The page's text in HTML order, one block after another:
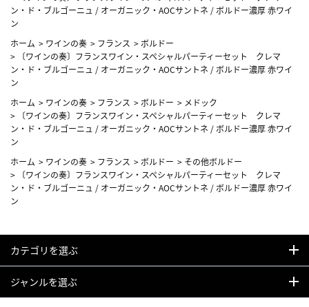
ン・ド・ブルゴーニュ / オーガニック・AOCサントネ / ボルドー濃厚 赤ワイ
ン
ホーム > ワインの奏 > フランス > ボルドー
>
〔ワインの奏〕フランスワイン・スペシャルパーティーセット クレマ
ン・ド・ブルゴーニュ / オーガニック・AOCサントネ / ボルドー濃厚 赤ワイ
ン
ホーム > ワインの奏 > フランス > ボルドー > メドック
>
〔ワインの奏〕フランスワイン・スペシャルパーティーセット クレマ
ン・ド・ブルゴーニュ / オーガニック・AOCサントネ / ボルドー濃厚 赤ワイ
ン
ホーム > ワインの奏 > フランス > ボルドー > その他ボルドー
>
〔ワインの奏〕フランスワイン・スペシャルパーティーセット クレマ
ン・ド・ブルゴーニュ / オーガニック・AOCサントネ / ボルドー濃厚 赤ワイ
ン
カテゴリを選ぶ
ジャンルを選ぶ